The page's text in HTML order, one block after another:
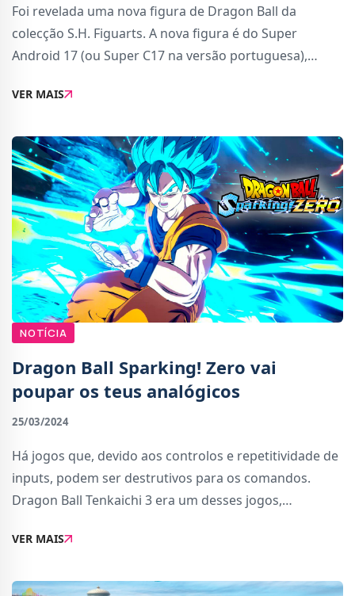
Foi revelada uma nova figura de Dragon Ball da
colecção S.H. Figuarts. A nova figura é do Super
Android 17 (ou Super C17 na versão portuguesa),
como as outras figuras da S.H. Figuarts, esta é u
VER MAIS
NOTÍCIA
Dragon Ball Sparking! Zero vai
poupar os teus analógicos
25/03/2024
Há jogos que, devido aos controlos e repetitividade de
inputs, podem ser destrutivos para os comandos.
Dragon Ball Tenkaichi 3 era um desses jogos,
analógicos durante os beam clashes (quando um ataq
VER MAIS